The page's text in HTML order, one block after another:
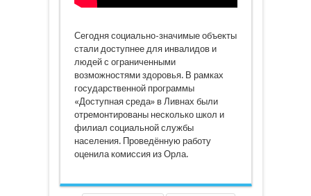
Сегодня социально-значимые объекты
стали доступнее для инвалидов и
людей с ограниченными
возможностями здоровья. В рамках
государственной программы
«Доступная среда» в Ливнах были
отремонтированы несколько школ и
филиал социальной службы
населения. Проведённую работу
оценила комиссия из Орла.